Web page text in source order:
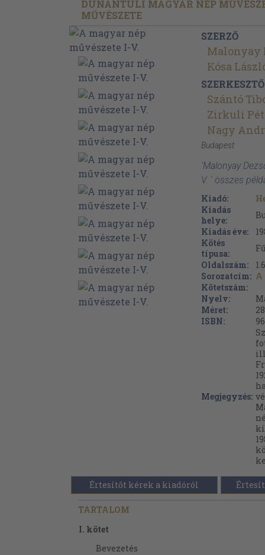
DUNÁNTÚLI MAGYAR NÉP
MŰVÉSZETE
SZERZŐ
Malonyay
Kósa
SZERKESZTŐ
Szántó
Zirkuli
Nagy
Budapest
'Malonyay
V. ' összes
Kiadó:
Kiadás
helye:
Kiadás éve:
Kötés
típusa:
Oldalszám:
Sorozatcím: A
Kötetszám:
Nyelv:
Méret:
ISBN:
Megjegyzés:
Értesítőt kérek a kiadóról
TARTALOM
I. kötet
Bevezetés